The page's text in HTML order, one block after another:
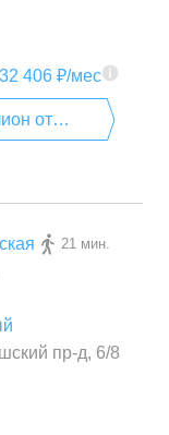
406 ₽/мес
от
21 мин.
пр-д, 6/8